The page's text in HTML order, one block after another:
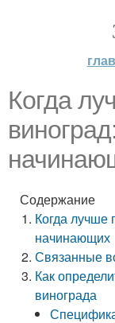
Когда
Содержание
Когда лучше
начинающих
Связанные
Как
винограда